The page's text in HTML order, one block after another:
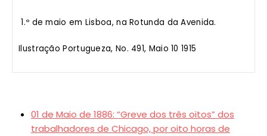
1.º de maio em Lisboa, na Rotunda da Avenida.
Ilustração Portugueza, No. 491, Maio 10 1915
01 de Maio de 1886: “Greve dos três oitos” dos
trabalhadores de Chicago, por oito horas de